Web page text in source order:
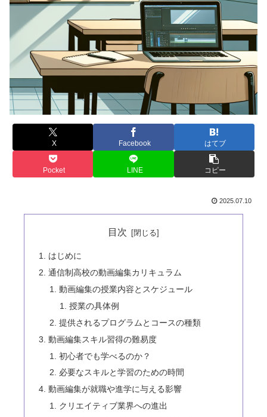
X Facebook はてブ
Pocket LINE コピー
2025.07.10
目次
はじめに
通信制高校の動画編集カリキュラム
動画編集の授業内容とスケジュール
授業の具体例
提供されるプログラムとコースの種類
動画編集スキル習得の難易度
初心者でも学べるのか？
必要なスキルと学習のための時間
動画編集が就職や進学に与える影響
クリエイティブ業界への進出